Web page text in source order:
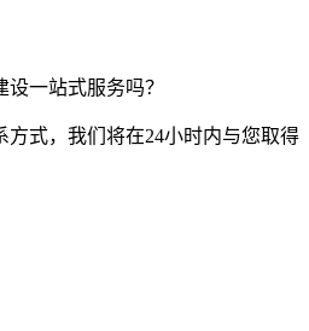
一站式服务吗？
方式，我们将在24小时内与您取得